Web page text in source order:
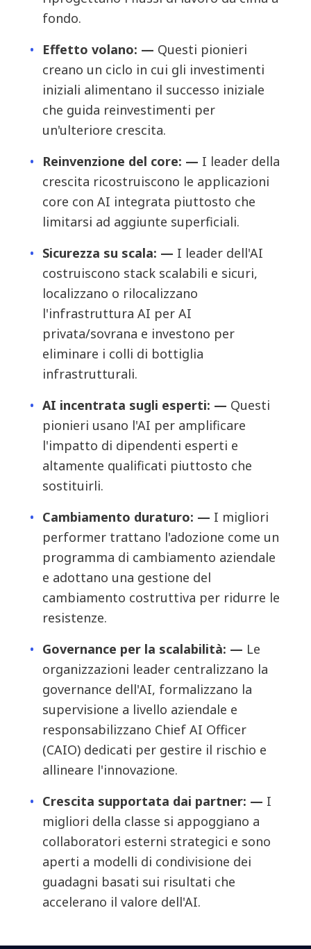
fondo.
Effetto volano: — Questi pionieri
creano un ciclo in cui gli investimenti
iniziali alimentano il successo iniziale
che guida reinvestimenti per
un'ulteriore crescita.
Reinvenzione del core: — I leader della
crescita ricostruiscono le applicazioni
core con AI integrata piuttosto che
limitarsi ad aggiunte superficiali.
Sicurezza su scala: — I leader dell'AI
costruiscono stack scalabili e sicuri,
localizzano o rilocalizzano
l'infrastruttura AI per AI
privata/sovrana e investono per
eliminare i colli di bottiglia
infrastrutturali.
AI incentrata sugli esperti: — Questi
pionieri usano l'AI per amplificare
l'impatto di dipendenti esperti e
altamente qualificati piuttosto che
sostituirli.
Cambiamento duraturo: — I migliori
performer trattano l'adozione come un
programma di cambiamento aziendale
e adottano una gestione del
cambiamento costruttiva per ridurre le
resistenze.
Governance per la scalabilità: — Le
organizzazioni leader centralizzano la
governance dell'AI, formalizzano la
supervisione a livello aziendale e
responsabilizzano Chief AI Officer
(CAIO) dedicati per gestire il rischio e
allineare l'innovazione.
Crescita supportata dai partner: — I
migliori della classe si appoggiano a
collaboratori esterni strategici e sono
aperti a modelli di condivisione dei
guadagni basati sui risultati che
accelerano il valore dell'AI.